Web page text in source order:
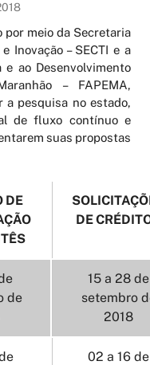
por meio da Secretaria
Inovação – SECTI e a
ao Desenvolvimento
– FAPEMA,
a pesquisa no estado,
de fluxo contínuo e
suas propostas
DE
DE
de
15 a 28 de
setembro
2018
02 a 16 de